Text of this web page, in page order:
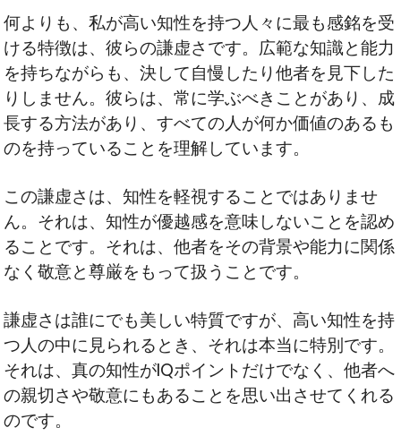
何よりも、私が高い知性を持つ人々に最も感銘を受
ける特徴は、彼らの謙虚さです。広範な知識と能力
を持ちながらも、決して自慢したり他者を見下した
りしません。彼らは、常に学ぶべきことがあり、成
長する方法があり、すべての人が何か価値のあるも
のを持っていることを理解しています。
この謙虚さは、知性を軽視することではありませ
ん。それは、知性が優越感を意味しないことを認め
ることです。それは、他者をその背景や能力に関係
なく敬意と尊厳をもって扱うことです。
謙虚さは誰にでも美しい特質ですが、高い知性を持
つ人の中に見られるとき、それは本当に特別です。
それは、真の知性がIQポイントだけでなく、他者へ
の親切さや敬意にもあることを思い出させてくれる
のです。